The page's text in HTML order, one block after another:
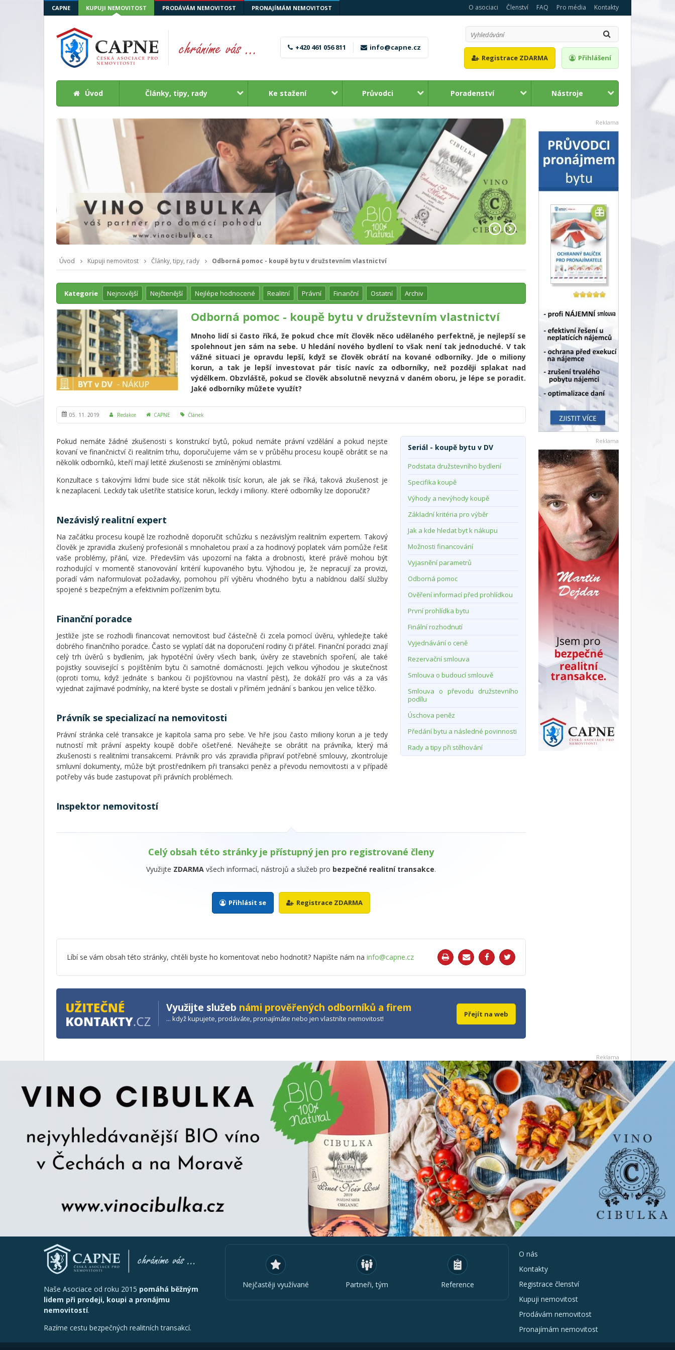
CAPNE KUPUJI NEMOVITOST PRODÁVÁM NEMOVITOST PRONAJÍMÁM NEMOVITOST O asociaci Členství FAQ Pro média Kontakty
+420 461 056 811
info@capne.cz
Registrace ZDARMA
Přihlášení
Úvod Články, tipy, rady Ke stažení Průvodci Poradenství Nástroje
Reklama
Reklama
1 2
Úvod Kupuji nemovitost Články, tipy, rady Odborná pomoc - koupě bytu v družstevním vlastnictví
Kategorie Nejnovější Nejčtenější Nejlépe hodnocené Realitní Právní Finanční Ostatní Archiv
Odborná pomoc - koupě bytu v družstevním vlastnictví
Mnoho lidí si často říká, že pokud chce mít člověk něco udělaného perfektně, je nejlepší se
spolehnout jen sám na sebe. U hledání nového bydlení to však není tak jednoduché. V tak
vážné situaci je opravdu lepší, když se člověk obrátí na kované odborníky. Jde o miliony
korun, a tak je lepší investovat pár tisíc navíc za odborníky, než později splakat nad
výdělkem. Obzvláště, pokud se člověk absolutně nevyzná v daném oboru, je lépe se poradit.
Jaké odborníky můžete využít?
05. 11. 2019 Redakce CAPNE Článek
Seriál - koupě bytu v DV
Podstata družstevního bydlení
Specifika koupě
Výhody a nevýhody koupě
Základní kritéria pro výběr
Jak a kde hledat byt k nákupu
Možnosti financování
Vyjasnění parametrů
Odborná pomoc
Ověření informací před prohlídkou
První prohlídka bytu
Finální rozhodnutí
Vyjednávání o ceně
Rezervační smlouva
Smlouva o budoucí smlouvě
Smlouva o převodu družstevního
podílu
Úschova peněz
Předání bytu a následné povinnosti
Rady a tipy při stěhování
Pokud nemáte žádné zkušenosti s konstrukcí bytů, pokud nemáte právní vzdělání a pokud nejste
kovaní ve finančnictví či realitním trhu, doporučujeme vám se v průběhu procesu koupě obrátit se na
několik odborníků, kteří mají letité zkušenosti se zmíněnými oblastmi.
Konzultace s takovými lidmi bude sice stát několik tisíc korun, ale jak se říká, taková zkušenost je
k nezaplacení. Leckdy tak ušetříte statisíce korun, leckdy i miliony. Které odborníky lze doporučit?
Nezávislý realitní expert
Na začátku procesu koupě lze rozhodně doporučit schůzku s nezávislým realitním expertem. Takový
člověk je zpravidla zkušený profesionál s mnohaletou praxí a za hodinový poplatek vám pomůže řešit
vaše problémy, přání, vize. Především vás upozorní na fakta a drobnosti, které právě mohou být
rozhodující v momentě stanovování kritérií kupovaného bytu. Výhodou je, že nepracují za provizi,
poradí vám naformulovat požadavky, pomohou pří výběru vhodného bytu a nabídnou další služby
spojené s bezpečným a efektivním pořízením bytu.
Finanční poradce
Jestliže jste se rozhodli financovat nemovitost buď částečně či zcela pomocí úvěru, vyhledejte také
dobrého finančního poradce. Často se vyplatí dát na doporučení rodiny či přátel. Finanční poradci znají
celý trh úvěrů s bydlením, jak hypotéční úvěry všech bank, úvěry ze stavebních spoření, ale také
pojistky související s pojištěním bytu či samotné domácnosti. Jejich velkou výhodou je skutečnost
(oproti tomu, když jednáte s bankou či pojišťovnou na vlastní pěst), že dokáží pro vás a za vás
vyjednat zajímavé podmínky, na které byste se dostali v přímém jednání s bankou jen velice těžko.
Právník se specializací na nemovitosti
Právní stránka celé transakce je kapitola sama pro sebe. Ve hře jsou často miliony korun a je tedy
nutností mít právní aspekty koupě dobře ošetřené. Neváhejte se obrátit na právníka, který má
zkušenosti s realitními transakcemi. Právník pro vás zpravidla připraví potřebné smlouvy, zkontroluje
smluvní dokumenty, může být prostředníkem při transakci peněz a převodu nemovitosti a v případě
potřeby vás bude zastupovat při právních problémech.
Inspektor nemovitostí
Celý obsah této stránky je přístupný jen pro registrované členy
Využijte ZDARMA všech informací, nástrojů a služeb pro bezpečné realitní transakce.
Přihlásit se Registrace ZDARMA
Líbí se vám obsah této stránky, chtěli byste ho komentovat nebo hodnotit? Napište nám na info@capne.cz
Využijte služeb námi prověřených odborníků a firem
... když kupujete, prodáváte, pronajímáte nebo jen vlastníte nemovitost! Přejít na web
Reklama
Naše Asociace od roku 2015 pomáhá běžným
lidem při prodeji, koupi a pronájmu
nemovitostí.
Razíme cestu bezpečných realitních transakcí.
Nejčastěji využívané Partneři, tým Reference
O nás
Kontakty
Registrace členství
Kupuji nemovitost
Prodávám nemovitost
Pronajímám nemovitost